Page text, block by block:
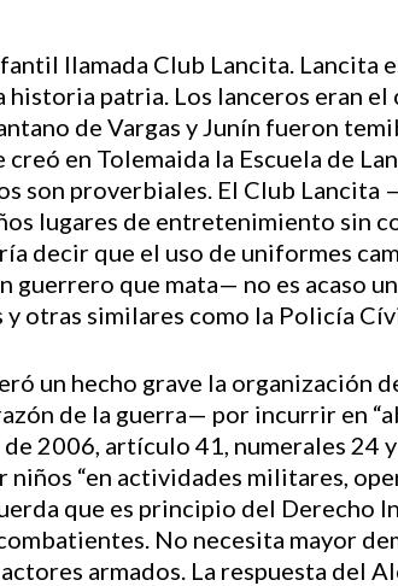
llamada Club Lancita. Lancita
historia patria. Los lanceros eran
de Vargas y Junín fueron
en Tolemaida la Escuela de
son proverbiales. El Club
lugares de entretenimiento sin
decir que el uso de uniformes
que mata— no es acaso
otras similares como la Policía
un hecho grave la organización
de la guerra— por incurrir en
2006, artículo 41, numerales 24
“en actividades militares,
que es principio del Derecho
No necesita mayor
armados. La respuesta del